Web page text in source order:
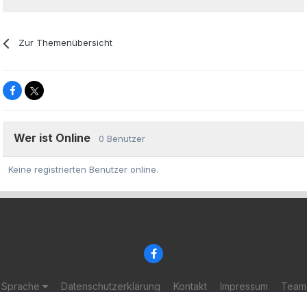
Zur Themenübersicht
Wer ist Online 0 Benutzer
Keine registrierten Benutzer online.
Sprache Datenschutzerklärung Kontakt Impressum Team